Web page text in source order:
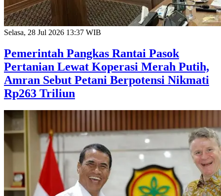
Selasa, 28 Jul 2026 13:37 WIB
Pemerintah Pangkas Rantai Pasok
Pertanian Lewat Koperasi Merah Putih,
Amran Sebut Petani Berpotensi Nikmati
Rp263 Triliun